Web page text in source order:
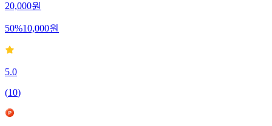
20,000원
50%10,000원
5.0
(10)